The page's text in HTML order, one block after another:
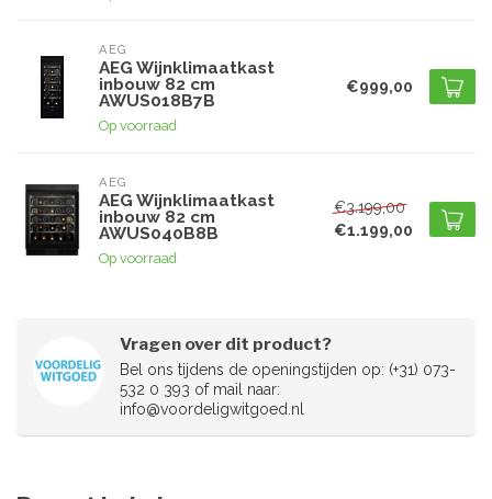
AEG
AEG Wijnklimaatkast
inbouw 82 cm
AWUS018B7B
Op voorraad
€999,00
AEG
AEG Wijnklimaatkast
inbouw 82 cm
AWUS040B8B
Op voorraad
€3.199,00
€1.199,00
Vragen over dit product?
Bel ons tijdens de openingstijden op: (+31) 073-
532 0 393 of mail naar:
info@voordeligwitgoed.nl